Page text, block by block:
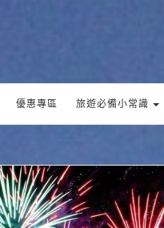
優惠專區 旅遊必備小常識